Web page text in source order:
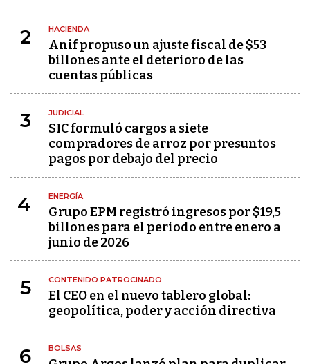
2 HACIENDA
Anif propuso un ajuste fiscal de $53
billones ante el deterioro de las
cuentas públicas
3 JUDICIAL
SIC formuló cargos a siete
compradores de arroz por presuntos
pagos por debajo del precio
4 ENERGÍA
Grupo EPM registró ingresos por $19,5
billones para el periodo entre enero a
junio de 2026
5 CONTENIDO PATROCINADO
El CEO en el nuevo tablero global:
geopolítica, poder y acción directiva
6 BOLSAS